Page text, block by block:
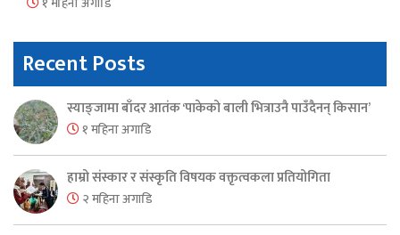
Recent Posts
स्याङ्जामा बाँदर आतंक ‘पाकेको बाली भित्राउनै पाउँदैनन् किसान’
१ महिना अगाडि
हाम्रो संस्कार र संस्कृति विषयक वक्तृत्वकला प्रतियोगिता
२ महिना अगाडि